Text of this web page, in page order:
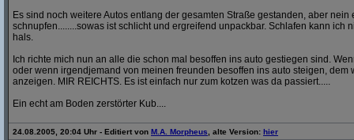
Es sind noch weitere Autos entlang der gesamten Straße gestanden, aber nein
schnupfen........sowas ist schlicht und ergreifend unpackbar. Schlafen kann ich
hals.
Ich richte mich nun an alle die schon mal besoffen ins auto gestiegen sind.
oder wenn irgendjemand von meinen freunden besoffen ins auto steigen, dem
anzeigen. MIR REICHTS. Es ist einfach nur zum kotzen was da passiert.....
Ein echt am Boden zerstörter Kub....
24.08.2005, 20:04 Uhr - Editiert von M.A. Morpheus , alte Version: hier